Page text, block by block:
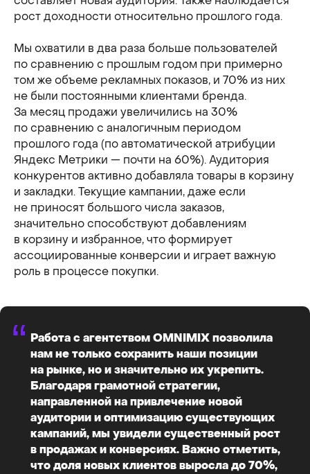
рост доходности относительно прошлого года.
Мы охватили в два раза больше пользователей
по сравнению с прошлым годом при примерно
том же объеме рекламных показов, и 70% из них
не были постоянными клиентами бренда.
За месяц продажи увеличились на 30%
по сравнению с аналогичным периодом
прошлого года (по автоматической атрибуции
Яндекс Метрики — почти на 60%). Аудитория
конкурентов активно добавляла товары в корзину
и закладки. Текущие кампании, даже если
не приносят большого числа заказов,
значительно способствуют добавлениям
в корзину и избранное, что формирует
ассоциированные конверсии и играет важную
роль в процессе покупки.
“ Работа с агентством OMNIMIX позволила
нам не только сохранить наши позиции
на рынке, но и значительно их укрепить.
Благодаря грамотной стратегии,
направленной на привлечение новой
аудитории и оптимизацию существующих
кампаний, мы увидели существенный рост
в продажах и конверсиях. Важно отметить,
что доля новых клиентов выросла до 70%,
Подписывайтесь на еженедельную рассылку
о диджитал инструментах, новинках
и исследованиях!
Я согласен с условиямиПолитики обработки
персональных данныхи даюсогласие на обработку
моих персональных данных
Я согласен получатьинформационную рассылку
ПОДПИСАТЬСЯ
HI@OMNIMIX.RU
+7 (920) 685–85–27
КОНВЕРСИОННЫЙ МАРКЕТИНГ
РАБОТА С ЛИДЕРАМИ МНЕНИЙ
КИБЕРСПОРТ 360
ПРОИЗВОДСТВО КОНТЕНТА
МЕНЕДЖМЕНТ
СКВОЗНАЯ АНАЛИТИКА И ИНТЕГРАЦИЯ КАНАЛОВ
УСТОЙЧИВОЕ РАЗВИТИЕ